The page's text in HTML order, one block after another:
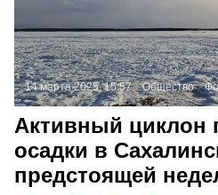
14 марта 2025, 15:57 Общество
Активный циклон
осадки в
предстоящей